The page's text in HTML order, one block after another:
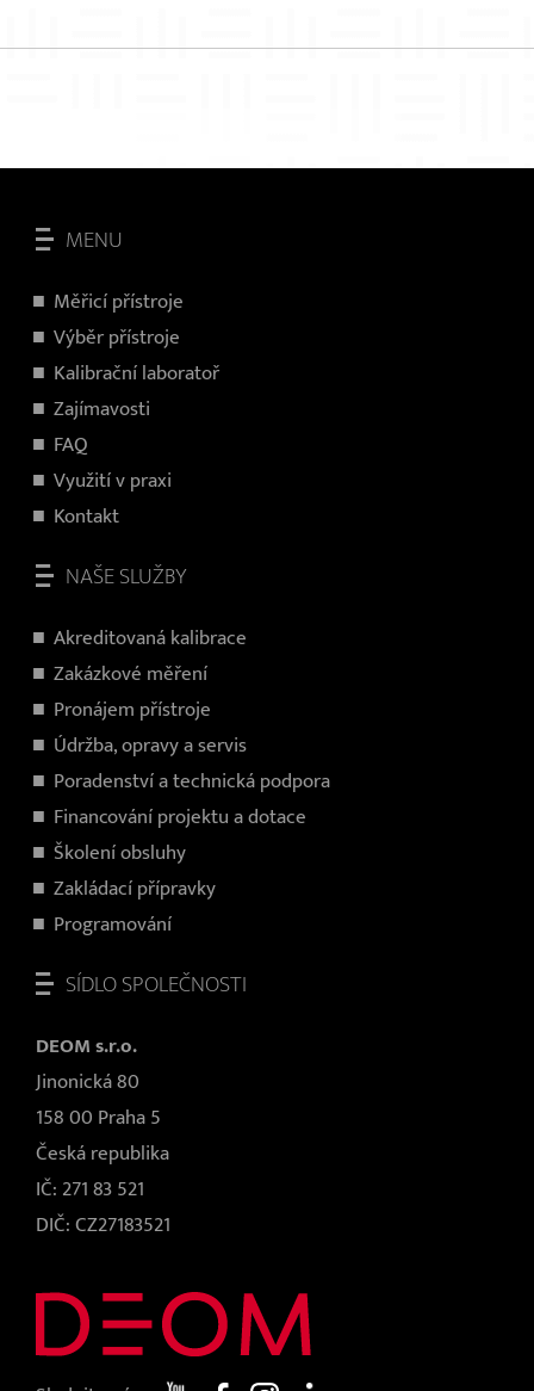
MENU
Měřicí přístroje
Výběr přístroje
Kalibrační laboratoř
Zajímavosti
FAQ
Využití v praxi
Kontakt
NAŠE SLUŽBY
Akreditovaná kalibrace
Zakázkové měření
Pronájem přístroje
Údržba, opravy a servis
Poradenství a technická podpora
Financování projektu a dotace
Školení obsluhy
Zakládací přípravky
Programování
SÍDLO SPOLEČNOSTI
DEOM s.r.o.
Jinonická 80
158 00 Praha 5
Česká republika
IČ: 271 83 521
DIČ: CZ27183521